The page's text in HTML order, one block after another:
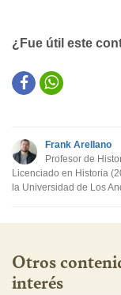
¿Fue útil este
Este contenido
Otro
Frank Arellano
Profesor de
Licenciado en Historia
la Universidad de Los
Otros
interés